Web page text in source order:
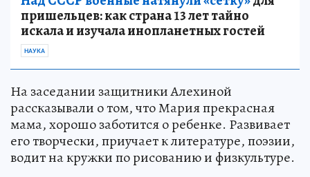
пришельцев: как страна 13 лет тайно
искала и изучала инопланетных гостей
НАУКА
На заседании защитники Алехиной
рассказывали о том, что Мария прекрасная
мама, хорошо заботится о ребенке. Развивает
его творчески, приучает к литературе, поэзии,
водит на кружки по рисованию и физкультуре.